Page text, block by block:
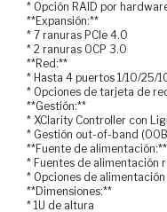
* Opción RAID por
**Expansión:**
* 7 ranuras PCIe 4.0
* 2 ranuras OCP 3.0
**Red:**
* Hasta 4 puertos 1/10/25/
* Opciones de tarjeta de
**Gestión:**
* XClarity Controller con
* Gestión out-of-band
**Fuente de alimentación:**
* Fuentes de
* Opciones de alimentación
**Dimensiones:**
* 1U de altura